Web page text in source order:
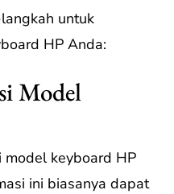
untuk
HP Anda:
Model
model keyboard HP
ini biasanya dapat